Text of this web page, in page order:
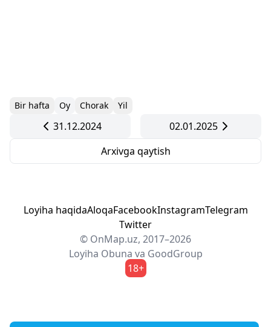
Bir hafta Oy Chorak Yil
31.12.2024
02.01.2025
Arxivga qaytish
Loyiha haqidaAloqaFacebookInstagramTelegram
Twitter
© OnMap.uz, 2017–2026
Loyiha Obuna va GoodGroup
18+